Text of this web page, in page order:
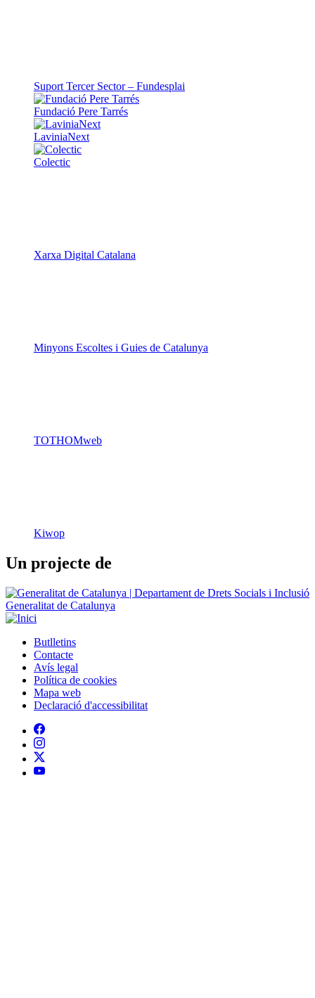
Suport Tercer Sector – Fundesplai
Fundació Pere Tarrés
LaviniaNext
Colectic
Xarxa Digital Catalana
Minyons Escoltes i Guies de Catalunya
TOTHOMweb
Generalitat de Catalunya
Peu
Butlletins
Contacte
Avís legal
Política de cookies
Mapa web
Declaració d'accessibilitat